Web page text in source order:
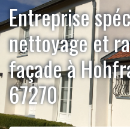
Entreprise
nettoyage et
façade à
67270